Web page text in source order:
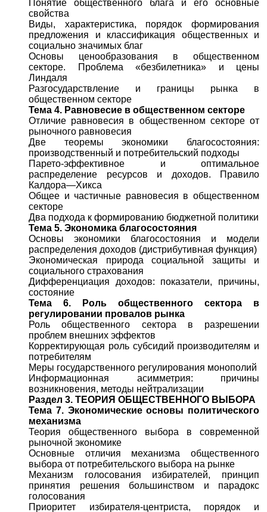
Понятие общественного блага и его основные
свойства
Виды, характеристика, порядок формирования
предложения и классификация общественных и
социально значимых благ
Основы ценообразования в общественном
секторе. Проблема «безбилетника» и цены
Линдаля
Разгосударствление и границы рынка в
общественном секторе
Тема 4. Равновесие в общественном секторе
Отличие равновесия в общественном секторе от
рыночного равновесия
Две теоремы экономики благосостояния:
производственный и потребительский подходы
Парето-эффективное и оптимальное
распределение ресурсов и доходов. Правило
Калдора—Хикса
Общее и частичные равновесия в общественном
секторе
Два подхода к формированию бюджетной политики
Тема 5. Экономика благосостояния
Основы экономики благосостояния и модели
распределения доходов (дистрибутивная функция)
Экономическая природа социальной защиты и
социального страхования
Дифференциация доходов: показатели, причины,
состояние
Тема 6. Роль общественного сектора в
регулировании провалов рынка
Роль общественного сектора в разрешении
проблем внешних эффектов
Корректирующая роль субсидий производителям и
потребителям
Меры государственного регулирования монополий
Информационная асимметрия: причины
возникновения, методы нейтрализации
Раздел 3. ТЕОРИЯ ОБЩЕСТВЕННОГО ВЫБОРА
Тема 7. Экономические основы политического
механизма
Теория общественного выбора в современной
рыночной экономике
Основные отличия механизма общественного
выбора от потребительского выбора на рынке
Механизм голосования избирателей, принцип
принятия решения большинством и парадокс
голосования
Приоритет избирателя-центриста, порядок и